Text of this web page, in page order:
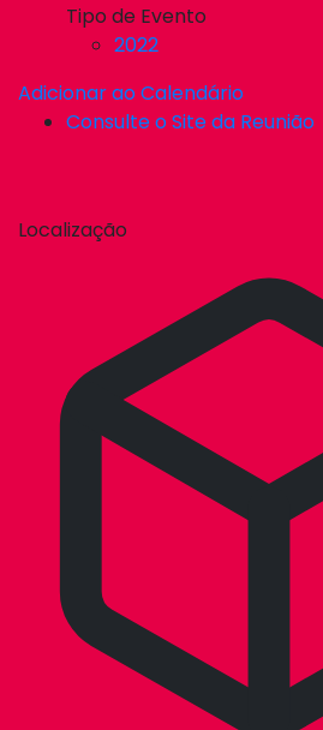
Tipo de Evento
2022
Adicionar ao Calendário
Consulte o Site da Reunião
Localização